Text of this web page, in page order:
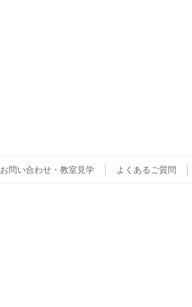
お問い合わせ・教室見学 よくあるご質問